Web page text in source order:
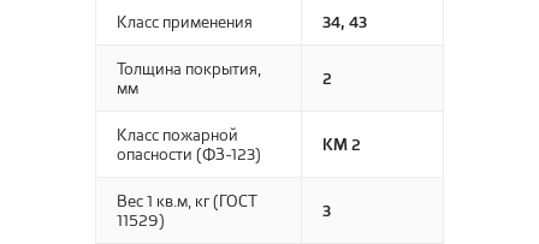
Класс применения 34, 43
Толщина покрытия,
мм
2
Класс пожарной
опасности (ФЗ-123)
КМ 2
Вес 1 кв.м, кг (ГОСТ
11529)
3